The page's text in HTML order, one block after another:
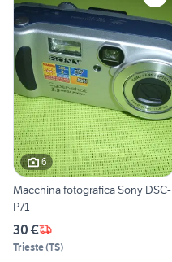
6
Macchina fotografica Sony DSC-
P71
30 €
Trieste(TS)